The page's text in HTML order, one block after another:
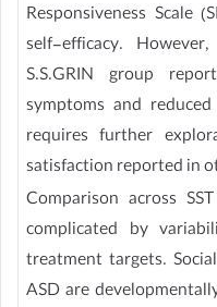
Responsiveness Scale
self-efficacy.
S.S.GRIN group
symptoms and
requires further
satisfaction reported in
Comparison across
complicated by
treatment targets.
ASD are